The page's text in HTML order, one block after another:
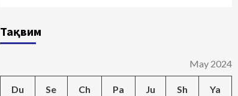
Тақвим
May 2024
Du Se Ch Pa Ju Sh Ya